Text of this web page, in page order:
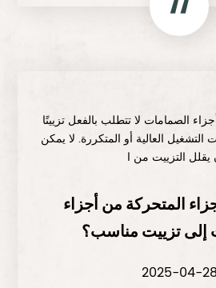
الصمامات لا تتطلب بالفعل تزييتًا
العالية أو المتكررة. لا يمكن
المتحركة من أجزاء
إلى تزييت مناسب؟
2025-04-